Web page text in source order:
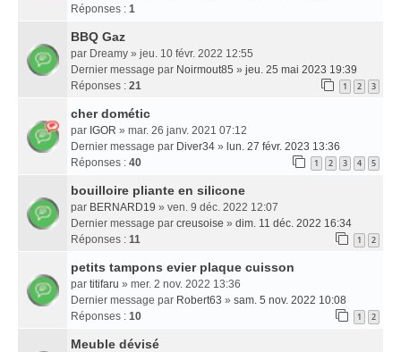
Réponses : 1
BBQ Gaz
par Dreamy » jeu. 10 févr. 2022 12:55
Dernier message par Noirmout85 » jeu. 25 mai 2023 19:39
Réponses : 21 1 2 3
cher dométic
par IGOR » mar. 26 janv. 2021 07:12
Dernier message par Diver34 » lun. 27 févr. 2023 13:36
Réponses : 40 1 2 3 4 5
bouilloire pliante en silicone
par BERNARD19 » ven. 9 déc. 2022 12:07
Dernier message par creusoise » dim. 11 déc. 2022 16:34
Réponses : 11 1 2
petits tampons evier plaque cuisson
par titifaru » mer. 2 nov. 2022 13:36
Dernier message par Robert63 » sam. 5 nov. 2022 10:08
Réponses : 10 1 2
Meuble dévisé